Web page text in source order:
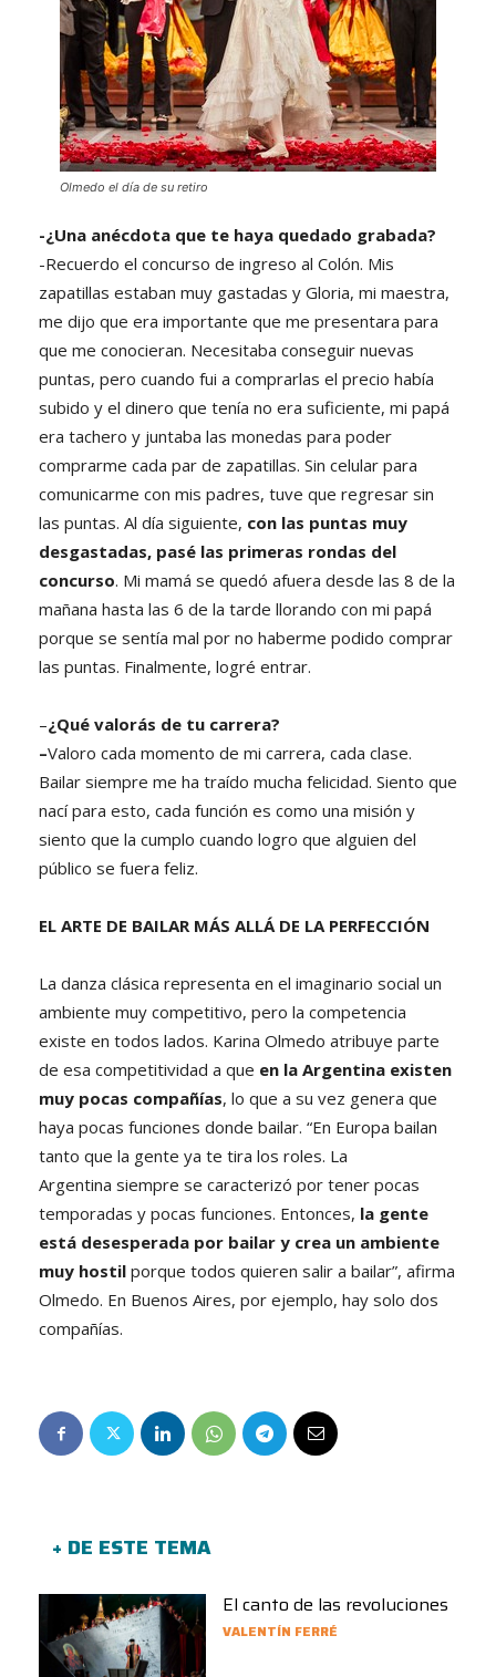
Olmedo el día de su retiro
-¿Una anécdota que te haya quedado grabada?
-Recuerdo el concurso de ingreso al Colón. Mis
zapatillas estaban muy gastadas y Gloria, mi maestra,
me dijo que era importante que me presentara para
que me conocieran. Necesitaba conseguir nuevas
puntas, pero cuando fui a comprarlas el precio había
subido y el dinero que tenía no era suficiente, mi papá
era tachero y juntaba las monedas para poder
comprarme cada par de zapatillas. Sin celular para
comunicarme con mis padres, tuve que regresar sin
las puntas. Al día siguiente, con las puntas muy
desgastadas, pasé las primeras rondas del
concurso. Mi mamá se quedó afuera desde las 8 de la
mañana hasta las 6 de la tarde llorando con mi papá
porque se sentía mal por no haberme podido comprar
las puntas. Finalmente, logré entrar.
–¿Qué valorás de tu carrera?
–Valoro cada momento de mi carrera, cada clase.
Bailar siempre me ha traído mucha felicidad. Siento que
nací para esto, cada función es como una misión y
siento que la cumplo cuando logro que alguien del
público se fuera feliz.
EL ARTE DE BAILAR MÁS ALLÁ DE LA PERFECCIÓN
La danza clásica representa en el imaginario social un
ambiente muy competitivo, pero la competencia
existe en todos lados. Karina Olmedo atribuye parte
de esa competitividad a que en la Argentina existen
muy pocas compañías, lo que a su vez genera que
haya pocas funciones donde bailar. “En Europa bailan
tanto que la gente ya te tira los roles. La
Argentina siempre se caracterizó por tener pocas
temporadas y pocas funciones. Entonces, la gente
está desesperada por bailar y crea un ambiente
muy hostil porque todos quieren salir a bailar”, afirma
Olmedo. En Buenos Aires, por ejemplo, hay solo dos
compañías.
+ DE ESTE TEMA
El canto de las revoluciones
VALENTÍN FERRÉ